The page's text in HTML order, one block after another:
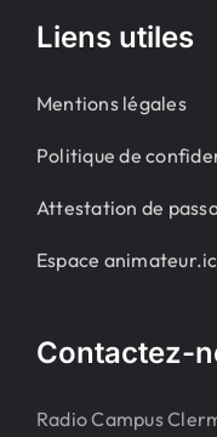
Liens utiles
Mentions légales
Politique de
Attestation de
Espace
Contactez-
Radio Campus